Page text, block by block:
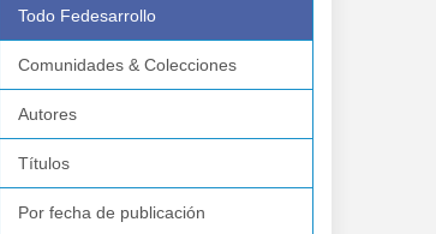
Todo Fedesarrollo
Comunidades & Colecciones
Autores
Títulos
Por fecha de publicación